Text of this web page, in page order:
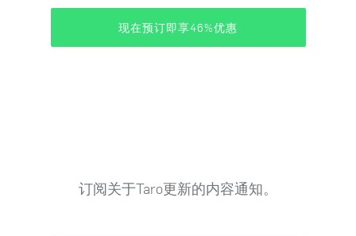
现在预订即享46%优惠
订阅关于Taro更新的内容通知。